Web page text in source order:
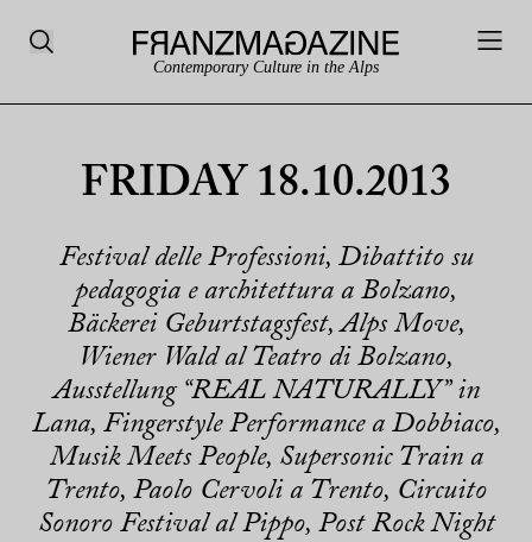
Contemporary Culture in the Alps
FRIDAY 18.10.2013
Festival delle Professioni, Dibattito su
pedagogia e architettura a Bolzano,
Bäckerei Geburtstagsfest, Alps Move,
Wiener Wald al Teatro di Bolzano,
Ausstellung “REAL NATURALLY” in
Lana, Fingerstyle Performance a Dobbiaco,
Musik Meets People, Supersonic Train a
Trento, Paolo Cervoli a Trento, Circuito
Sonoro Festival al Pippo, Post Rock Night